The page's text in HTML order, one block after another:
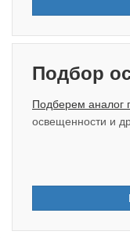
Подбор
Подберем аналог
освещенности и